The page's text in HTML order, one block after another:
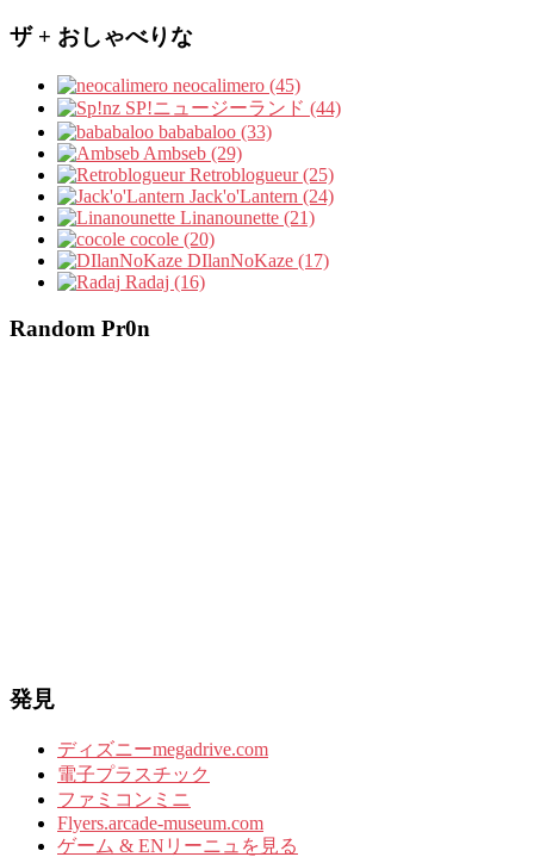
ザ + おしゃべりな
neocalimero (45)
SP!ニュージーランド (44)
bababaloo (33)
Ambseb (29)
Retroblogueur (25)
Jack'o'Lantern (24)
Linanounette (21)
cocole (20)
DIlanNoKaze (17)
Radaj (16)
Random Pr0n
発見
ディズニーmegadrive.com
電子プラスチック
ファミコンミニ
Flyers.arcade-museum.com
ゲーム & ENリーニュを見る